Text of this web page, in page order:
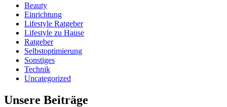
Beauty
Einrichtung
Lifestyle Ratgeber
Lifestyle zu Hause
Ratgeber
Selbstoptimierung
Sonstiges
Technik
Uncategorized
Unsere Beiträge